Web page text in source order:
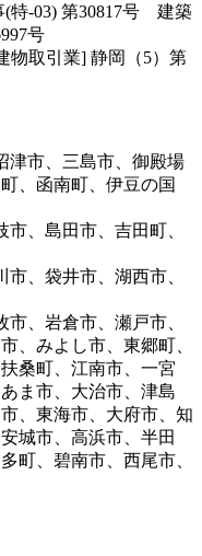
(特-03) 第30817号 建築
号
物取引業] 静岡（5）第
津市、三島市、御殿場
、函南町、伊豆の国
、島田市、吉田町、
、袋井市、湖西市、
、岩倉市、瀬戸市、
、みよし市、東郷町、
桑町、江南市、一宮
ま市、大治市、津島
、東海市、大府市、知
城市、高浜市、半田
町、碧南市、西尾市、